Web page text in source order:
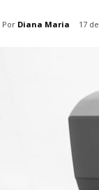
Por Diana Maria 17